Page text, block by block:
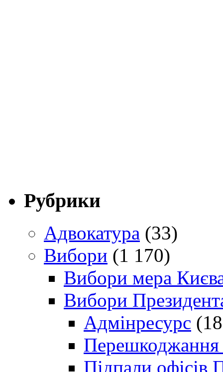
Рубрики
Адвокатура (33)
Вибори (1 170)
Вибори мера
Вибори
Адмінресурс
Перешкоджання
Підпали офісів